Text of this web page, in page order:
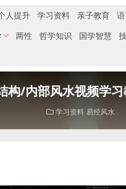
人提升 学习资料 亲子教育
两性 哲学知识 国学智慧
构/内部风水视频学
学习资料 易经风水